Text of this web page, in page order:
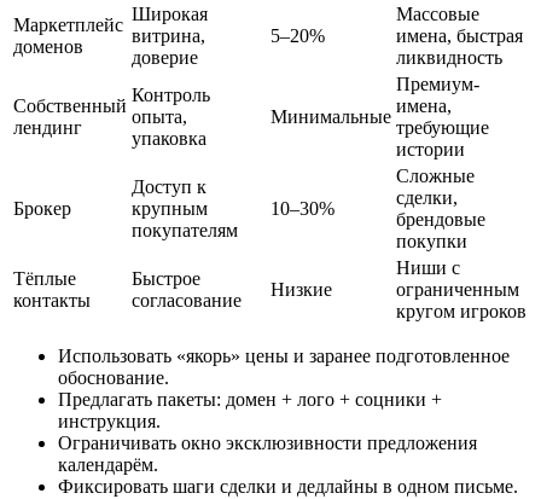
Маркетплейс
доменов
Широкая
витрина,
доверие
5–20%
Массовые
имена, быстрая
ликвидность
Собственный
лендинг
Контроль
опыта,
упаковка
Минимальные
Премиум-
имена,
требующие
истории
Брокер
Доступ к
крупным
покупателям
10–30%
Сложные
сделки,
брендовые
покупки
Тёплые
контакты
Быстрое
согласование
Низкие
Ниши с
ограниченным
кругом игроков
Использовать «якорь» цены и заранее подготовленное
обоснование.
Предлагать пакеты: домен + лого + соцники +
инструкция.
Ограничивать окно эксклюзивности предложения
календарём.
Фиксировать шаги сделки и дедлайны в одном письме.